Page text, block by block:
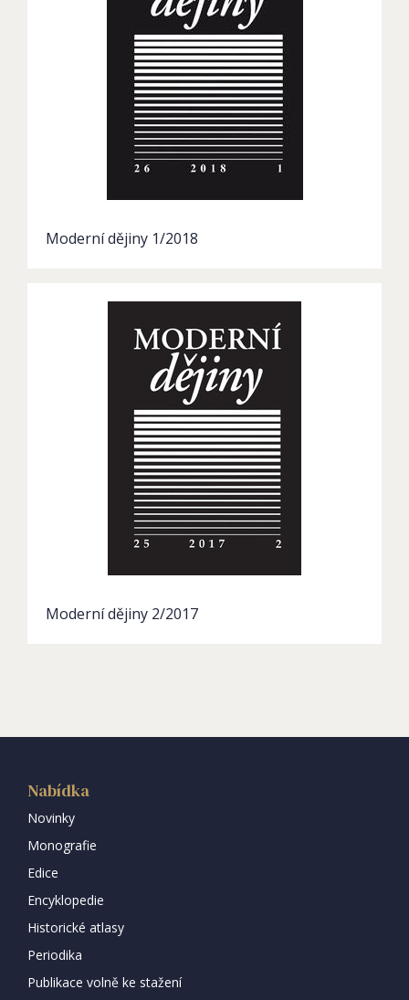
Moderní dějiny 1/2018
Moderní dějiny 2/2017
Nabídka
Novinky
Monografie
Edice
Encyklopedie
Historické atlasy
Periodika
Publikace volně ke stažení